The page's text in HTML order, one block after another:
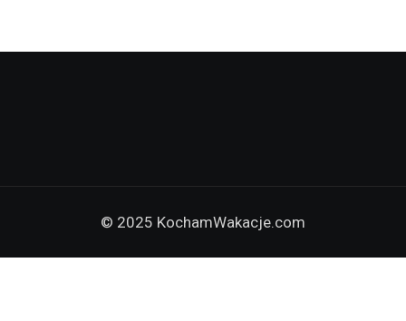
© 2025 KochamWakacje.com